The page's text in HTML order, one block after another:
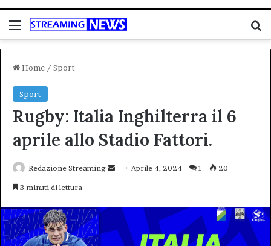
Menu
Home / Sport
Sport
Rugby: Italia Inghilterra il 6
aprile allo Stadio Fattori.
Redazione Streaming
InviaAprile 4, 2024 1 20
3 minuti di lettura